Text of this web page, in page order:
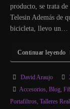
producto, se trata
Telesin Además de
bicicleta, llevo un…
Continuar leyendo
David Araujo
Accesorios, Blog,
Portafiltros Talleres